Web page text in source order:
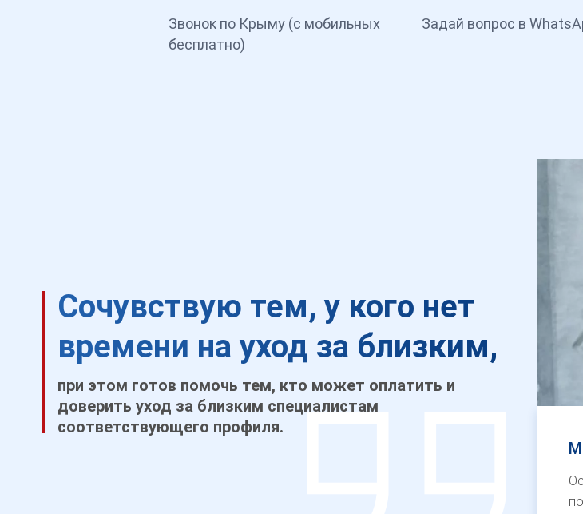
Звонок по Крыму (с мобильных
бесплатно)
Задай вопрос в
Сочувствую тем, у кого нет
времени на уход за близким,
при этом готов помочь тем, кто может оплатить и
доверить уход за близким специалистам
соответствующего профиля.